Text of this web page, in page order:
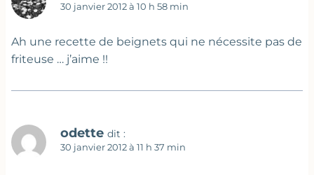
30 janvier 2012 à 10 h 58 min
Ah une recette de beignets qui ne nécessite pas de
friteuse … j’aime !!
odette dit :
30 janvier 2012 à 11 h 37 min